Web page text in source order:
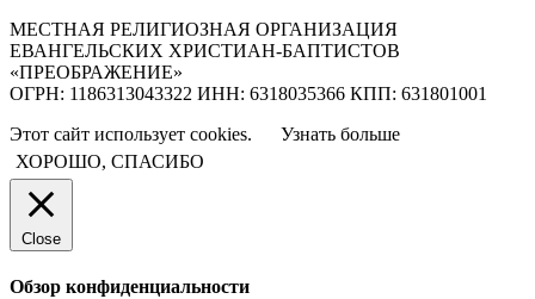
МЕСТНАЯ РЕЛИГИОЗНАЯ ОРГАНИЗАЦИЯ
ЕВАНГЕЛЬСКИХ ХРИСТИАН-БАПТИСТОВ
«ПРЕОБРАЖЕНИЕ»
ОГРН: 1186313043322 ИНН: 6318035366 КПП: 631801001
Этот сайт использует cookies.
Узнать больше
ХОРОШО, СПАСИБО
Close
Обзор конфиденциальности